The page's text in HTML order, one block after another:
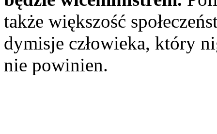
także większość
dymisje człowieka, który
nie powinien.